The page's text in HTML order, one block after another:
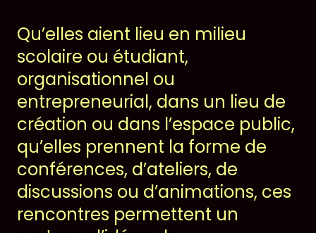
Les Rencontres
Les Chroniques
Les Ateliers
La compagnie
Historique
Qu’elles aient lieu en milieu
scolaire ou étudiant,
organisationnel ou
entrepreneurial, dans un lieu de
création ou dans l’espace public,
qu’elles prennent la forme de
conférences, d’ateliers, de
discussions ou d’animations, ces
rencontres permettent un